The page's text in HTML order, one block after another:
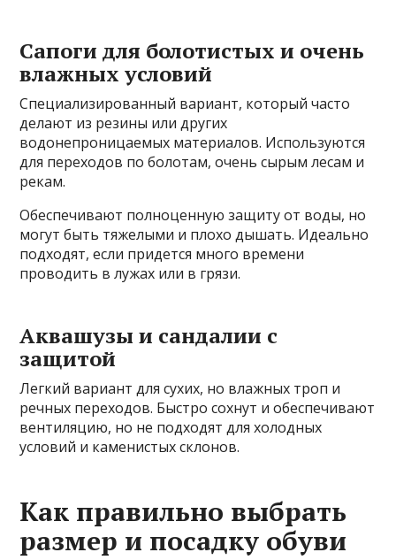
Сапоги для болотистых и очень
влажных условий
Специализированный вариант, который часто
делают из резины или других
водонепроницаемых материалов. Используются
для переходов по болотам, очень сырым лесам и
рекам.
Обеспечивают полноценную защиту от воды, но
могут быть тяжелыми и плохо дышать. Идеально
подходят, если придется много времени
проводить в лужах или в грязи.
Аквашузы и сандалии с
защитой
Легкий вариант для сухих, но влажных троп и
речных переходов. Быстро сохнут и обеспечивают
вентиляцию, но не подходят для холодных
условий и каменистых склонов.
Как правильно выбрать
размер и посадку обуви